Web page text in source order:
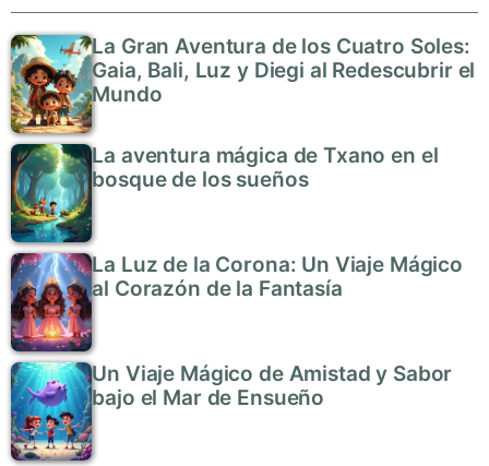
La Gran Aventura de los Cuatro Soles:
Gaia, Bali, Luz y Diegi al Redescubrir el
Mundo
La aventura mágica de Txano en el
bosque de los sueños
La Luz de la Corona: Un Viaje Mágico
al Corazón de la Fantasía
Un Viaje Mágico de Amistad y Sabor
bajo el Mar de Ensueño